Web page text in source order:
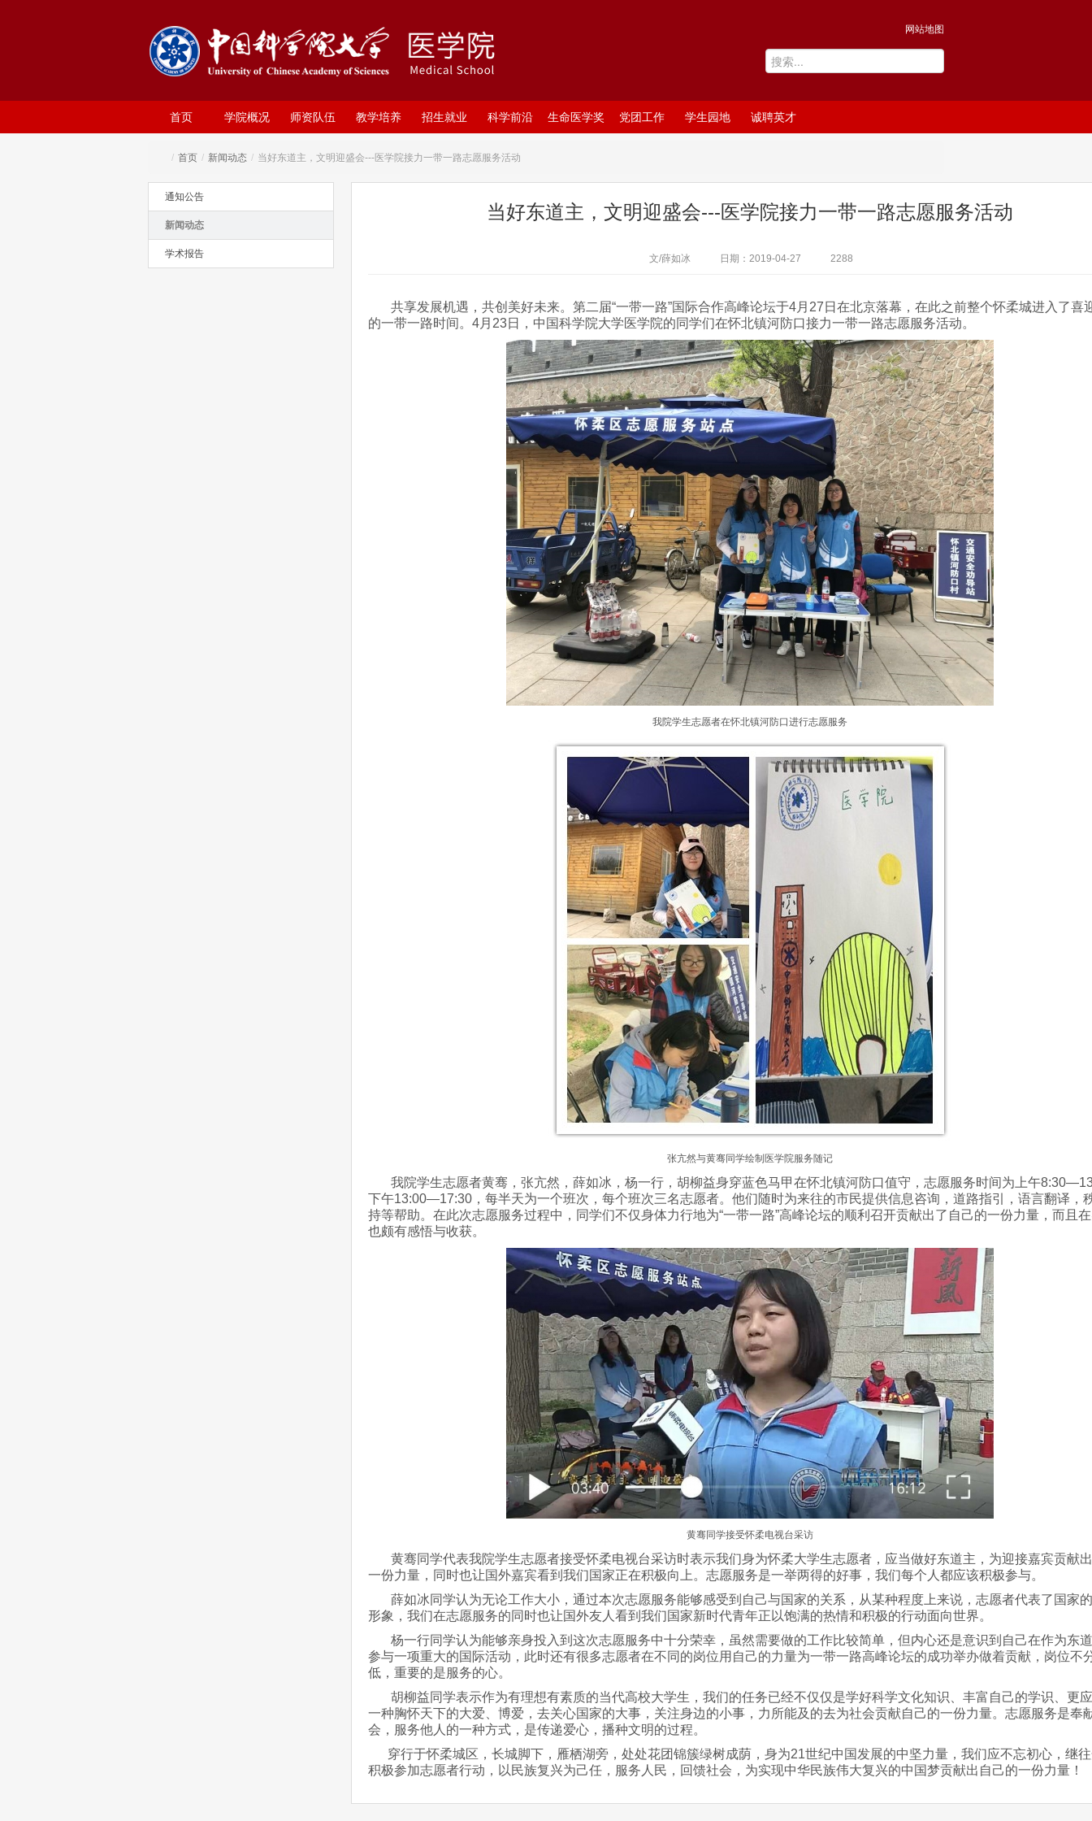
网站地图
首页 学院概况 师资队伍 教学培养 招生就业 科学前沿 生命医学奖 党团工作 学生园地 诚聘英才
/ 首页 / 新闻动态 / 当好东道主，文明迎盛会---医学院接力一带一路志愿服务活动
通知公告
新闻动态
学术报告
当好东道主，文明迎盛会---医学院接力一带一路志愿服务活动
文/薛如冰 日期：2019-04-27 2288
共享发展机遇，共创美好未来。第二届“一带一路”国际合作高峰论坛于4月27日在北京落幕，在此之前整个怀柔城进入了喜
的一带一路时间。4月23日，中国科学院大学医学院的同学们在怀北镇河防口接力一带一路志愿服务活动。
我院学生志愿者在怀北镇河防口进行志愿服务
张亢然与黄骞同学绘制医学院服务随记
我院学生志愿者黄骞，张亢然，薛如冰，杨一行，胡柳益身穿蓝色马甲在怀北镇河防口值守，志愿服务时间为上午
下午13:00—17:30，每半天为一个班次，每个班次三名志愿者。他们随时为来往的市民提供信息咨询，道路指引，语言翻译，
持等帮助。在此次志愿服务过程中，同学们不仅身体力行地为“一带一路”高峰论坛的顺利召开贡献出了自己的一份力量，而且
也颇有感悟与收获。
黄骞同学接受怀柔电视台采访
黄骞同学代表我院学生志愿者接受怀柔电视台采访时表示我们身为怀柔大学生志愿者，应当做好东道主，为迎接嘉宾贡献
一份力量，同时也让国外嘉宾看到我们国家正在积极向上。志愿服务是一举两得的好事，我们每个人都应该积极参与。
薛如冰同学认为无论工作大小，通过本次志愿服务能够感受到自己与国家的关系，从某种程度上来说，志愿者代表了国家
形象，我们在志愿服务的同时也让国外友人看到我们国家新时代青年正以饱满的热情和积极的行动面向世界。
杨一行同学认为能够亲身投入到这次志愿服务中十分荣幸，虽然需要做的工作比较简单，但内心还是意识到自己在作为东
参与一项重大的国际活动，此时还有很多志愿者在不同的岗位用自己的力量为一带一路高峰论坛的成功举办做着贡献，岗位不
低，重要的是服务的心。
胡柳益同学表示作为有理想有素质的当代高校大学生，我们的任务已经不仅仅是学好科学文化知识、丰富自己的学识、更
一种胸怀天下的大爱、博爱，去关心国家的大事，关注身边的小事，力所能及的去为社会贡献自己的一份力量。志愿服务是奉
会，服务他人的一种方式，是传递爱心，播种文明的过程。
穿行于怀柔城区，长城脚下，雁栖湖旁，处处花团锦簇绿树成荫，身为21世纪中国发展的中坚力量，我们应不忘初心，继
积极参加志愿者行动，以民族复兴为己任，服务人民，回馈社会，为实现中华民族伟大复兴的中国梦贡献出自己的一份力量！